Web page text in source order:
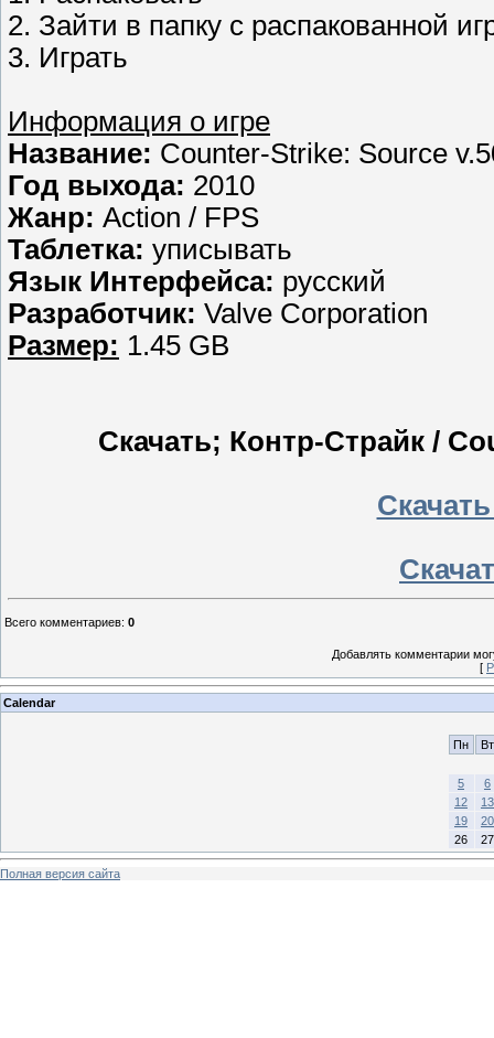
2. Зайти в папку с распакованной
3. Играть
Информация о игре
Название: Counter-Strike: Source
Год выхода: 2010
Жанр: Action / FPS
Таблетка: уписывать
Язык Интерфейса: русский
Разработчик: Valve Corporation
Размер: 1.45 GB
Скачать; Контр-Страйк /
Всего комментариев: 0
Добавлять комментарии
[
Calendar
Пн Вт
5
6
12
13
19
20
26
27
Полная версия сайта